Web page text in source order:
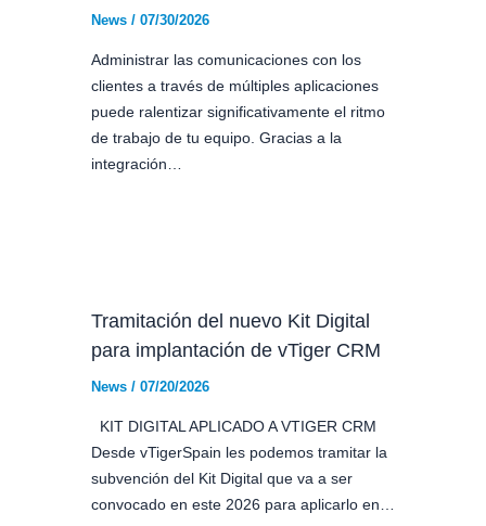
News / 07/30/2026
Administrar las comunicaciones con los
clientes a través de múltiples aplicaciones
puede ralentizar significativamente el ritmo
de trabajo de tu equipo. Gracias a la
integración…
Tramitación del nuevo Kit Digital
para implantación de vTiger CRM
News / 07/20/2026
KIT DIGITAL APLICADO A VTIGER CRM
Desde vTigerSpain les podemos tramitar la
subvención del Kit Digital que va a ser
convocado en este 2026 para aplicarlo en…